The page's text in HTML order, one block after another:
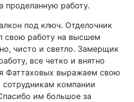
работу.
под ключ. Отделочник
свою работу на высшем
чисто и светло. Замерщик
все четко и внятно
Фаттаховых выражаем свою
сотрудникам компании
им большое за